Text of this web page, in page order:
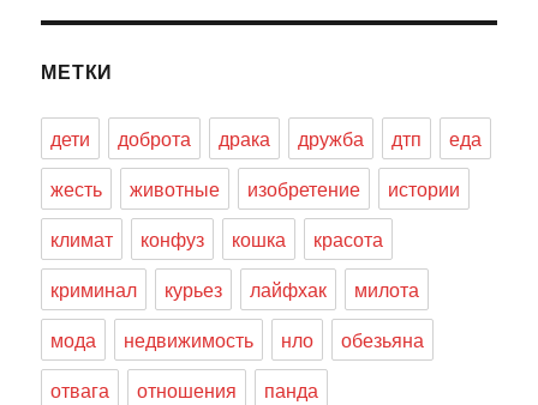
МЕТКИ
дети доброта драка дружба дтп
еда
жесть
животные изобретение
истории
климат
конфуз кошка
красота
криминал
курьез лайфхак
милота
мода
недвижимость нло
обезьяна
отвага
отношения
панда